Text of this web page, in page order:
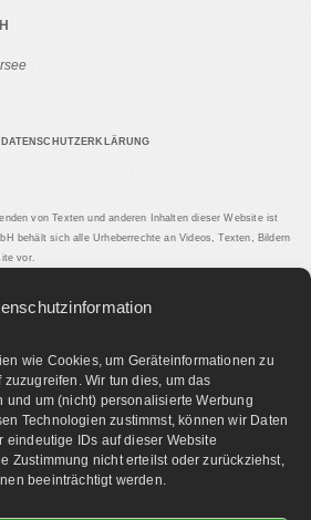
wie Cookies, um Geräteinformationen zu
Wir tun dies, um das
und um (nicht) personalisierte Werbung
Technologien zustimmst, können wir Daten
eindeutige IDs auf dieser Website
Zustimmung nicht erteilst oder zurückziehst,
beeinträchtigt werden.
DATENSCHUTZERKLÄRUNG
von Texten und anderen Inhalten dieser Website ist
behält sich alle Urheberrechte an Videos, Texten, Bildern
vor.